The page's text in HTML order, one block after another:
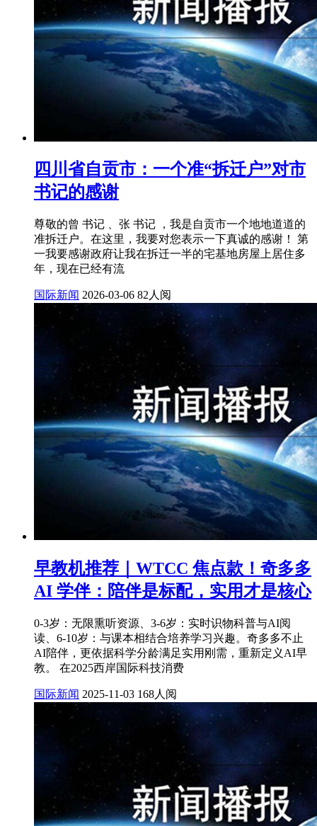
四川省自贡市：一个准“拆迁户”对市
书记的感谢
尊敬的曾 书记 、张 书记 ，我是自贡市一个地地道道的
准拆迁户。在这里，我要对您表示一下真诚的感谢！ 第
一我要感谢政府让我在拆迁一半的宅基地房屋上居住多
年，现在已经有流
国际新闻 2026-03-06 82人阅
早教机推荐｜WTCC 焦点款！奇多多
AI 学伴：陪伴是标配，实用才是核心
0-3岁：无限熏听资源、3-6岁：实时识物科普与AI阅
读、6-10岁：与课本相结合培养学习兴趣。奇多多不止
AI陪伴，更依据科学分龄满足实用刚需，重新定义AI早
教。 在2025西岸国际科技消费
国际新闻 2025-11-03 168人阅